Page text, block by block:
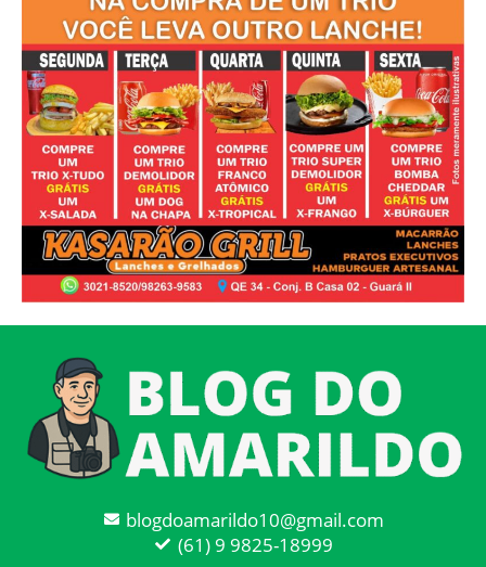
blogdoamarildo10@gmail.com
(61) 9 9825-18999